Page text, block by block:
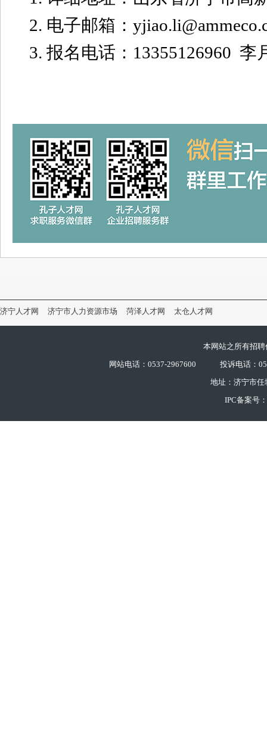
2. 电子邮箱：
3. 报名电话：13355126960 李
济宁人才网 济宁市人力资源市场 菏泽人才网 太仓人才网
本网站之所有招
网站电话：0537-2967600
投诉电话：
地址：济宁市任
IPC备案号